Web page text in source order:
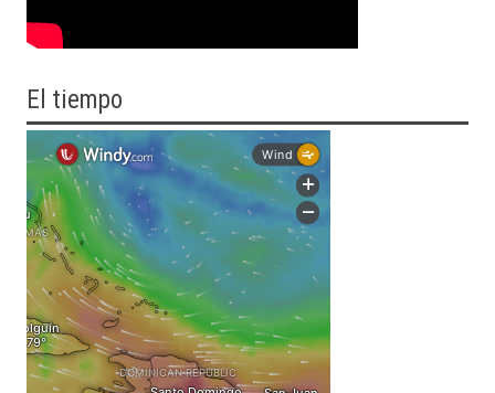
El tiempo